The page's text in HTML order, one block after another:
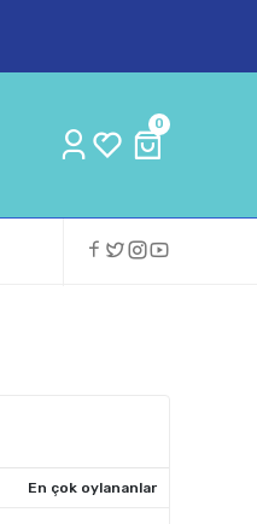
0
En çok oylananlar